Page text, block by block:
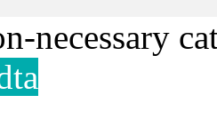
necessary